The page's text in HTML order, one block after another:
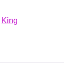
King